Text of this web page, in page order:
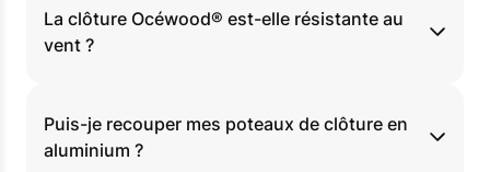
La clôture Océwood® est-elle résistante au
vent ?
Puis-je recouper mes poteaux de clôture en
aluminium ?